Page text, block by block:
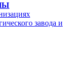
завода и